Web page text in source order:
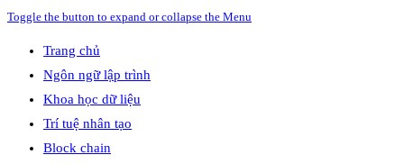
Toggle the button to expand or collapse the Menu
Trang chủ
Ngôn ngữ lập trình
Khoa học dữ liệu
Trí tuệ nhân tạo
Block chain